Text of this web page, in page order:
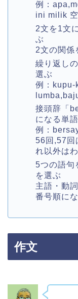
例：
ini milik
2文を1文
ぶ
2文の関係
繰り返し
選ぶ
例：
接頭辞「
になる単
例：
56回,57回
れ以外は
5つの語句
を選ぶ
主語・動
番号順に
作文